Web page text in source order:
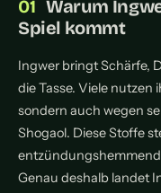
Warum
Spiel kommt
Ingwer bringt Schärfe,
die Tasse. Viele nutzen
sondern auch wegen
Shogaol. Diese Stoffe
Genau deshalb landet